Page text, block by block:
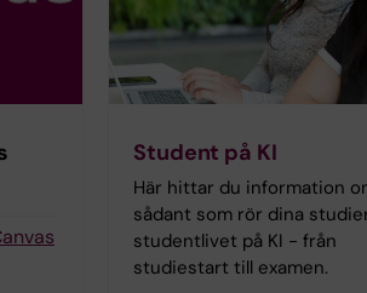
Student på KI
Här hittar du information
sådant som rör dina
studentlivet på KI - från
studiestart till examen.